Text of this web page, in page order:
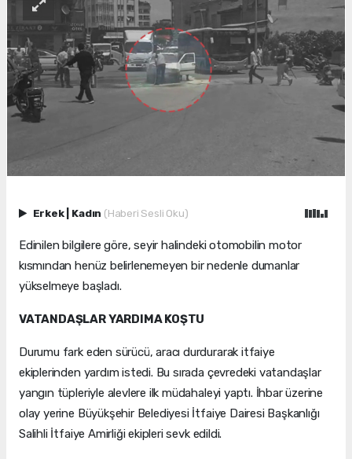
Erkek Kadın (Haberi Sesli Oku)
Edinilen bilgilere göre, seyir halindeki otomobilin motor
kısmından henüz belirlenemeyen bir nedenle dumanlar
yükselmeye başladı.
VATANDAŞLAR YARDIMA KOŞTU
Durumu fark eden sürücü, aracı durdurarak itfaiye
ekiplerinden yardım istedi. Bu sırada çevredeki vatandaşlar
yangın tüpleriyle alevlere ilk müdahaleyi yaptı. İhbar üzerine
olay yerine Büyükşehir Belediyesi İtfaiye Dairesi Başkanlığı
Salihli İtfaiye Amirliği ekipleri sevk edildi.